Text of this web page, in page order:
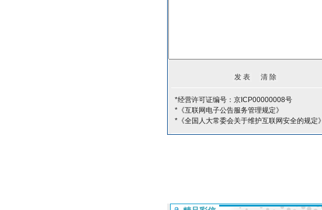
*经营许可证编号：京ICP00000008号
*《互联网电子公告服务管理规定》
*《全国人大常委会关于维护互联网安全的规定》